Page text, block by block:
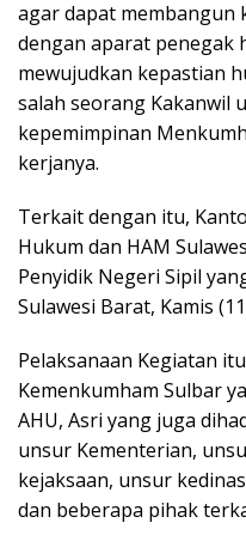
agar dapat membangun
dengan aparat penegak
mewujudkan kepastian
salah seorang Kakanwil
kepemimpinan
kerjanya.
Terkait dengan itu,
Hukum dan HAM
Penyidik Negeri Sipil
Sulawesi Barat, Kamis
Pelaksanaan Kegiatan
Kemenkumham Sulbar
AHU, Asri yang juga
unsur Kementerian,
kejaksaan, unsur
dan beberapa pihak